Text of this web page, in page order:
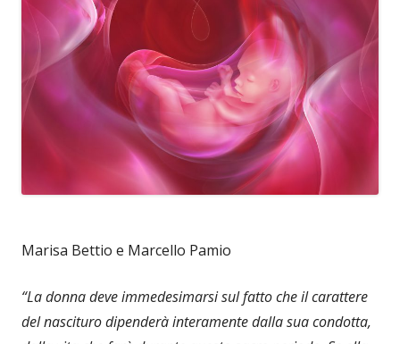
Marisa Bettio e Marcello Pamio
“La donna deve immedesimarsi sul fatto che il carattere
del nascituro dipenderà interamente dalla sua condotta,